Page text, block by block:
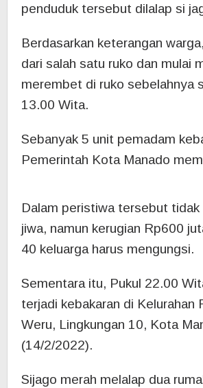
penduduk tersebut dilalap si
Berdasarkan keterangan
dari salah satu ruko dan mulai
merembet di ruko sebelahnya
13.00 Wita.
Sebanyak 5 unit pemadam
Pemerintah Kota Manado
Dalam peristiwa tersebut tidak
jiwa, namun kerugian Rp600
40 keluarga harus mengungsi.
Sementara itu, Pukul 22.00
terjadi kebakaran di Kelurahan
Weru, Lingkungan 10, Kota
(14/2/2022).
Sijago merah melalap dua